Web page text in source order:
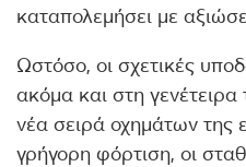
καταπολεμήσει με
Ωστόσο, οι σχετικές
ακόμα και στη γενέτειρα
νέα σειρά οχημάτων της
γρήγορη φόρτιση, οι